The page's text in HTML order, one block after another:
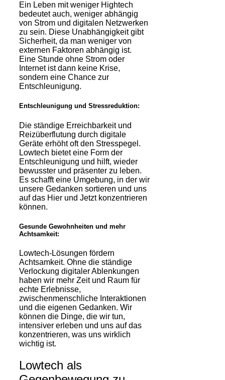
Ein Leben mit weniger Hightech
bedeutet auch, weniger abhängig
von Strom und digitalen Netzwerken
zu sein. Diese Unabhängigkeit gibt
Sicherheit, da man weniger von
externen Faktoren abhängig ist.
Eine Stunde ohne Strom oder
Internet ist dann keine Krise,
sondern eine Chance zur
Entschleunigung.
Entschleunigung und Stressreduktion:
Die ständige Erreichbarkeit und
Reizüberflutung durch digitale
Geräte erhöht oft den Stresspegel.
Lowtech bietet eine Form der
Entschleunigung und hilft, wieder
bewusster und präsenter zu leben.
Es schafft eine Umgebung, in der wir
unsere Gedanken sortieren und uns
auf das Hier und Jetzt konzentrieren
können.
Gesunde Gewohnheiten und mehr
Achtsamkeit:
Lowtech-Lösungen fördern
Achtsamkeit. Ohne die ständige
Verlockung digitaler Ablenkungen
haben wir mehr Zeit und Raum für
echte Erlebnisse,
zwischenmenschliche Interaktionen
und die eigenen Gedanken. Wir
können die Dinge, die wir tun,
intensiver erleben und uns auf das
konzentrieren, was uns wirklich
wichtig ist.
Lowtech als